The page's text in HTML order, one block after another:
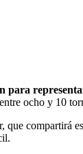
para
ocho y 10
que compartirá